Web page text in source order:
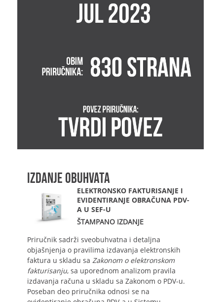
IZDANJE OBUHVATA
ELEKTRONSKO FAKTURISANJE I
EVIDENTIRANJE OBRAČUNA PDV-
A U SEF-U
ŠTAMPANO IZDANJE
Priručnik sadrži sveobuhvatna i detaljna
objašnjenja o pravilima izdavanja elektronskih
faktura u skladu sa Zakonom o elektronskom
fakturisanju, sa uporednom analizom pravila
izdavanja računa u skladu sa Zakonom o PDV-u.
Poseban deo priručnika odnosi se na